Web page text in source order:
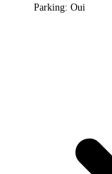
Parking: Oui